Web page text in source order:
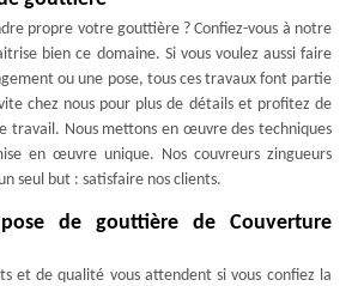
propre votre gouttière ? Confiez-vous à notre
bien ce domaine. Si vous voulez aussi faire
ou une pose, tous ces travaux font partie
chez nous pour plus de détails et profitez de
travail. Nous mettons en œuvre des techniques
en œuvre unique. Nos couvreurs zingueurs
seul but : satisfaire nos clients.
de gouttière de Couverture
et de qualité vous attendent si vous confiez la